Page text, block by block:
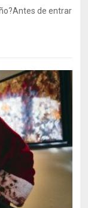
de entrar